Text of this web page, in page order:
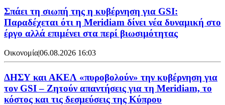
Σπάει τη σιωπή της η κυβέρνηση για GSI:
Παραδέχεται ότι η Meridiam δίνει νέα δυναμική στο
έργο αλλά επιμένει στα περί βιωσιμότητας
Οικονομία|06.08.2026 16:03
ΔΗΣΥ και ΑΚΕΛ «πυροβολούν» την κυβέρνηση για
τον GSI – Ζητούν απαντήσεις για τη Meridiam, το
κόστος και τις δεσμεύσεις της Κύπρου